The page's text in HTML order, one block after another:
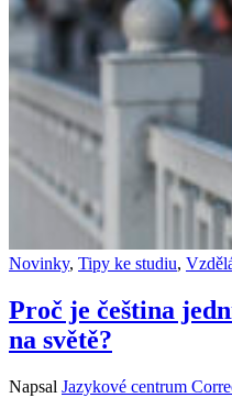
Novinky, Tipy ke studiu,
Proč je čeština
na světě?
Napsal Jazykové centrum